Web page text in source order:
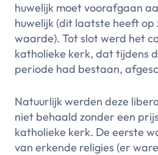
huwelijk moet voorafgaan
huwelijk (dit laatste heeft op
waarde). Tot slot werd het
katholieke kerk, dat tijdens
periode had bestaan,
Natuurlijk werden deze
niet behaald zonder een
katholieke kerk. De eerste
van erkende religies (er